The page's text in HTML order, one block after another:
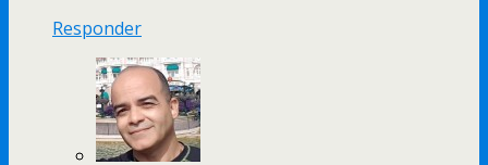
Responder